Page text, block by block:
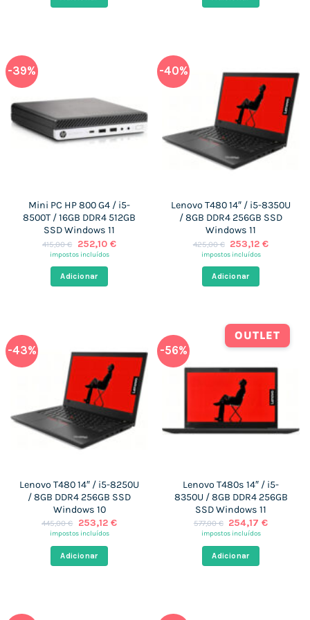
577,00 €.
559,00 €.
-39%
Mini PC HP 800 G4 / i5-
8500T / 16GB DDR4 512GB
SSD Windows 11
415,00€
O
preço
era:
415,00 €.
252,10 €O
impostos incluídos
Adicionar
-40%
Lenovo T480 14″ / i5-8350U
/ 8GB DDR4 256GB SSD
Windows 11
425,00€ O
preço
era:
425,00 €.
253,12€O
impostos incluídos
Adicionar
-43%
Lenovo T480 14″ / i5-8250U
/ 8GB DDR4 256GB SSD
Windows 10
445,00€
O
preço
era:
445,00 €.
253,12 €O
impostos incluídos
Adicionar
-56%
OUTLET
Lenovo T480s 14″ / i5-
8350U / 8GB DDR4 256GB
SSD Windows 11
577,00€ O
preço
era:
577,00 €.
254,17€O
impostos incluídos
Adicionar